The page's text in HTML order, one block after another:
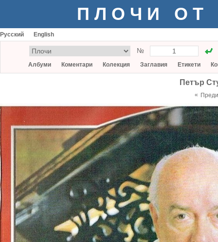
ПЛОЧИ ОТ
Русский English
№
Албуми Коментари Колекция Заглавия Етикети
Петър
«